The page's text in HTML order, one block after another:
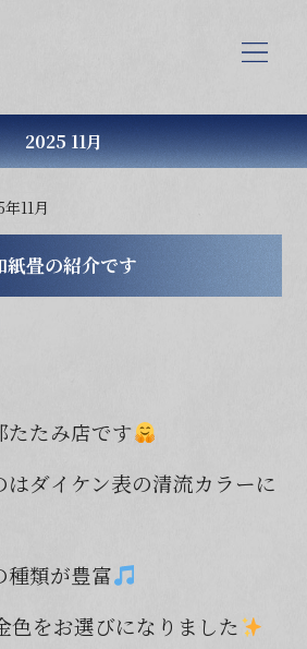
2025 11月
11月
紙畳の紹介です
たたみ店です
ダイケン表の清流カラーに
種類が豊富
をお選びになりました